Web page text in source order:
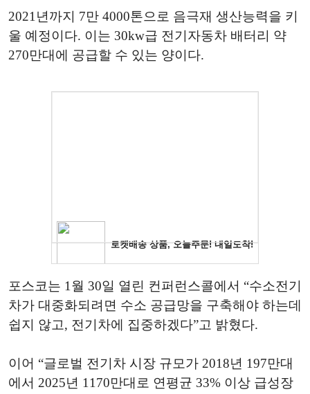
2021년까지 7만 4000톤으로 음극재 생산능력을 키
울 예정이다. 이는 30kw급 전기자동차 배터리 약
270만대에 공급할 수 있는 양이다.
포스코는 1월 30일 열린 컨퍼런스콜에서 “수소전기
차가 대중화되려면 수소 공급망을 구축해야 하는데
쉽지 않고, 전기차에 집중하겠다”고 밝혔다.
이어 “글로벌 전기차 시장 규모가 2018년 197만대
에서 2025년 1170만대로 연평균 33% 이상 급성장